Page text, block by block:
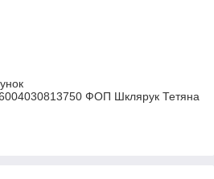
ФОП Шклярук Тетяна